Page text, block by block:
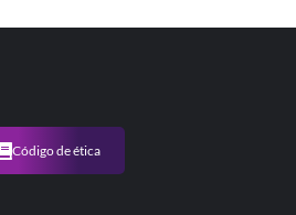
Código de ética